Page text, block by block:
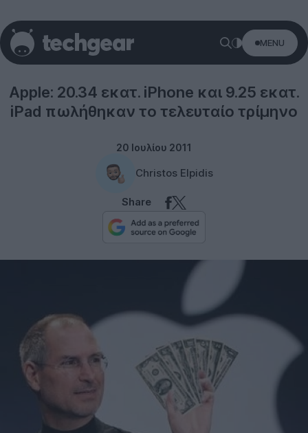
MENU
Apple: 20.34 εκατ. iPhone και 9.25 εκατ.
iPad πωλήθηκαν το τελευταίο τρίμηνο
20 Ιουλίου 2011
Christos Elpidis
Share